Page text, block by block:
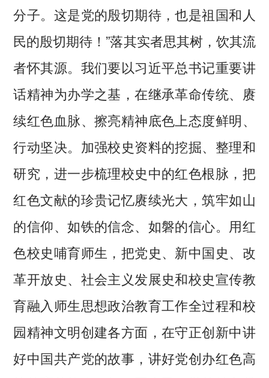
分子。这是党的殷切期待，也是祖国和人
民的殷切期待！”落其实者思其树，饮其流
者怀其源。我们要以习近平总书记重要讲
话精神为办学之基，在继承革命传统、赓
续红色血脉、擦亮精神底色上态度鲜明、
行动坚决。加强校史资料的挖掘、整理和
研究，进一步梳理校史中的红色根脉，把
红色文献的珍贵记忆赓续光大，筑牢如山
的信仰、如铁的信念、如磐的信心。用红
色校史哺育师生，把党史、新中国史、改
革开放史、社会主义发展史和校史宣传教
育融入师生思想政治教育工作全过程和校
园精神文明创建各方面，在守正创新中讲
好中国共产党的故事，讲好党创办红色高